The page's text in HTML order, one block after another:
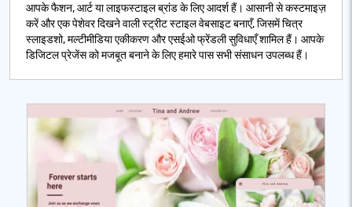
आपके फैशन, आर्ट या लाइफस्टाइल ब्रांड के लिए आदर्श हैं। आसानी से कस्टमाइज़
करें और एक पेशेवर दिखने वाली स्ट्रीट स्टाइल वेबसाइट बनाएँ, जिसमें चित्र
स्लाइडशो, मल्टीमीडिया एकीकरण और एसईओ फ्रेंडली सुविधाएँ शामिल हैं। आपके
डिजिटल प्रेजेंस को मजबूत बनाने के लिए हमारे पास सभी संसाधन उपलब्ध हैं।